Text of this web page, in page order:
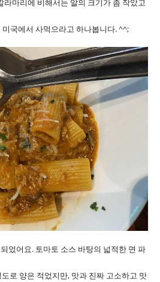
라마리에 비해서는 알의 크기가 좀 작았고
국에서 사먹으라고 하나봅니다. ^^;
었어요. 토마토 소스 바탕의 넓적한 면 파
로 양은 적었지만, 맛과 진짜 고소하고 맛